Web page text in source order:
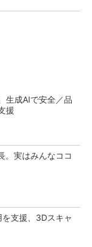
生成AIで安全／品
援
。実はみんなココ
支援、3Dスキャ